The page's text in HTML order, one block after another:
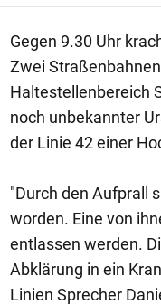
Gegen 9.30 Uhr
Zwei
Haltestellenbereich
noch unbekannter
der Linie 42 einer
"Durch den Aufprall
worden. Eine von
entlassen werden.
Abklärung in ein
Linien Sprecher